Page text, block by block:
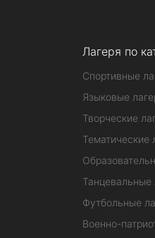
Лагеря по
Спортивные
Языковые
Творческие
Тематические
Танцевальные
Футбольные
Военно-